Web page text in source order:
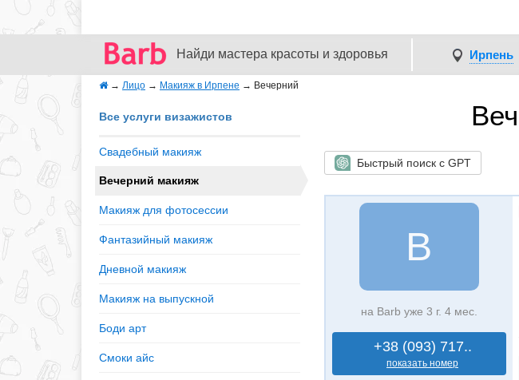
Найди мастера красоты и здоровья Ирпень
→ Лицо → Макияж в Ирпене → Вечерний
Быстрый поиск с GPT
Все услуги визажистов
Свадебный макияж
Вечерний макияж
Макияж для фотосессии
Фантазийный макияж
Дневной макияж
Макияж на выпускной
Боди арт
Смоки айс
B
на Barb уже 3 г. 4 мес.
+38 (093) 717..
показать номер